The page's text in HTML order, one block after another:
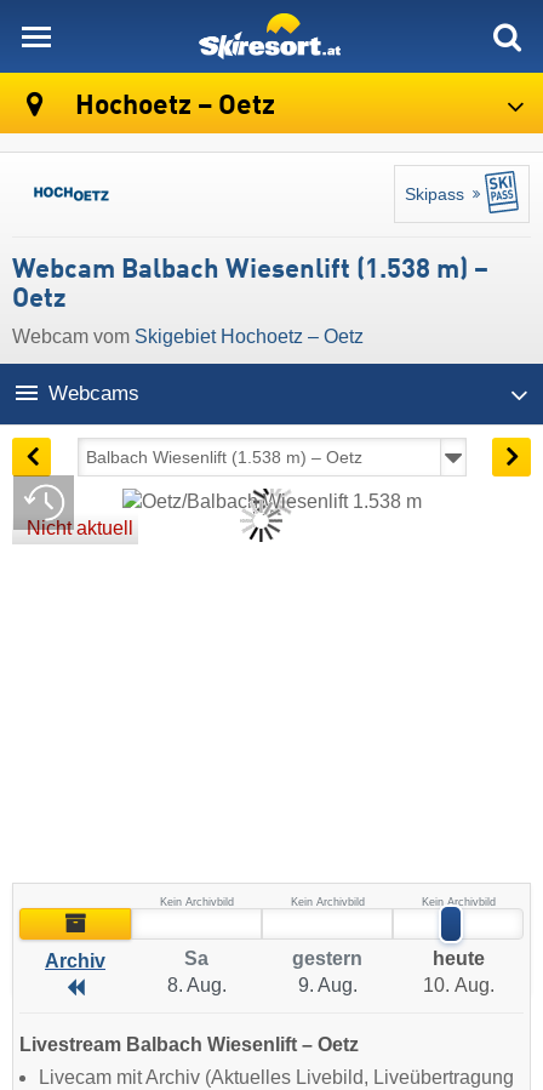
Hochoetz – Oetz
Skipass
Webcam Balbach Wiesenlift (1.538 m) –
Oetz
Webcam vom Skigebiet Hochoetz – Oetz
Webcams
Nicht aktuell
Archiv
Kein Archivbild Kein Archivbild Kein Archivbild
Archiv
Archiv
Sa
8. Aug.
gestern
9. Aug.
heute
10. Aug.
Livestream Balbach Wiesenlift – Oetz
Livecam mit Archiv (Aktuelles Livebild, Liveübertragung